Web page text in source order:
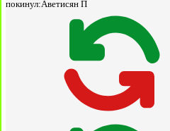
покинул:Аветисян П